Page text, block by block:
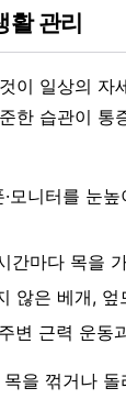
활 관리
이 일상의 자
한 습관이 통
·모니터를 눈
간마다 목을
않은 베개, 엎
변 근력 운동
을 꺾거나